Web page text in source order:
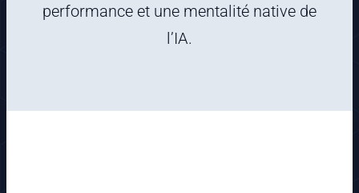
performance et une mentalité native de
l’IA.